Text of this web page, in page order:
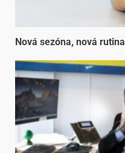
Nová sezóna, nová rutina